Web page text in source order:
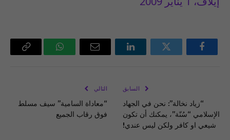
فيسبوك تويتر لينكدإن
البريد
واتساب Copy
السابق
“زياد نخالة”: نحن في الجهاد
الإسلامي “سُنّة”، يمكنك أن تكون
شيعي او كافر ولكن ليس عندي!
التالي
“معاداة السامية” سيف مسلط
فوق رقاب الجميع